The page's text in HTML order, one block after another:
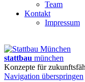
Team
Kontakt
Impressum
stattbau münchen
Konzepte für
Navigation überspringen